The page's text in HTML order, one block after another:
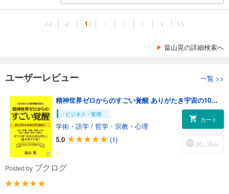
<< < 1 ・ ・ ・ > >>
畠山晃の詳細検索へ
ユーザーレビュー 一覧 >>
精神世界ゼロからのすごい覚醒 ありがたき宇宙の10倍返し
ビジネス・実用
学術・語学 / 哲学・宗教・心理
5.0
(1)
カート
試し読み
Posted by ブクログ